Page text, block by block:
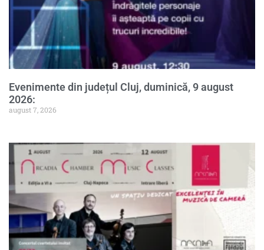
Evenimente din județul Cluj, duminică, 9 august
2026:
august 7, 2026